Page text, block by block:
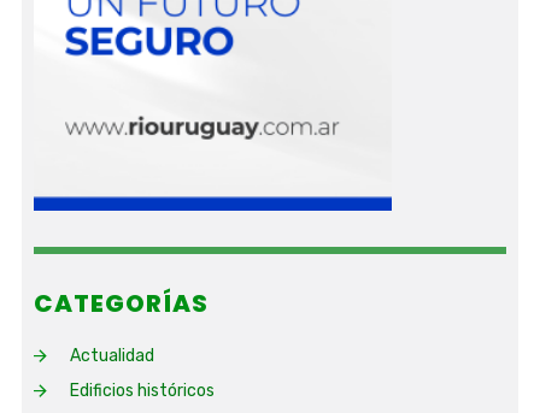
CATEGORÍAS
Actualidad
Edificios históricos